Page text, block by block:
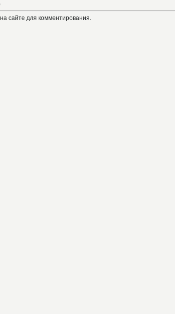
сайте для комментирования.